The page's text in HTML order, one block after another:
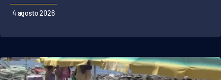
4 agosto 2026